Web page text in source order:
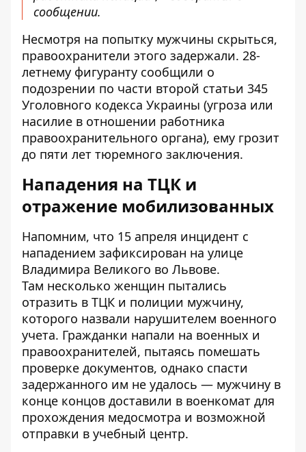
сообщении.
Несмотря на попытку мужчины скрыться,
правоохранители этого задержали. 28-
летнему фигуранту сообщили о
подозрении по части второй статьи 345
Уголовного кодекса Украины (угроза или
насилие в отношении работника
правоохранительного органа), ему грозит
до пяти лет тюремного заключения.
Нападения на ТЦК и
отражение мобилизованных
Напомним, что 15 апреля инцидент с
нападением зафиксирован на улице
Владимира Великого во Львове.
Там несколько женщин пытались
отразить в ТЦК и полиции мужчину,
которого назвали нарушителем военного
учета. Гражданки напали на военных и
правоохранителей, пытаясь помешать
проверке документов, однако спасти
задержанного им не удалось — мужчину в
конце концов доставили в военкомат для
прохождения медосмотра и возможной
отправки в учебный центр.